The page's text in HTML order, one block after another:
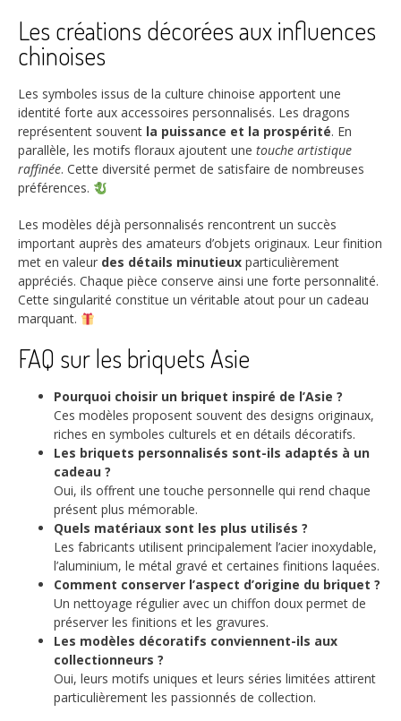
Les créations décorées aux influences
chinoises
Les symboles issus de la culture chinoise apportent une
identité forte aux accessoires personnalisés. Les dragons
représentent souvent la puissance et la prospérité. En
parallèle, les motifs floraux ajoutent une touche artistique
raffinée. Cette diversité permet de satisfaire de nombreuses
préférences.
Les modèles déjà personnalisés rencontrent un succès
important auprès des amateurs d’objets originaux. Leur finition
met en valeur des détails minutieux particulièrement
appréciés. Chaque pièce conserve ainsi une forte personnalité.
Cette singularité constitue un véritable atout pour un cadeau
marquant.
FAQ sur les briquets Asie
Pourquoi choisir un briquet inspiré de l’Asie ?
Ces modèles proposent souvent des designs originaux,
riches en symboles culturels et en détails décoratifs.
Les briquets personnalisés sont-ils adaptés à un
cadeau ?
Oui, ils offrent une touche personnelle qui rend chaque
présent plus mémorable.
Quels matériaux sont les plus utilisés ?
Les fabricants utilisent principalement l’acier inoxydable,
l’aluminium, le métal gravé et certaines finitions laquées.
Comment conserver l’aspect d’origine du briquet ?
Un nettoyage régulier avec un chiffon doux permet de
préserver les finitions et les gravures.
Les modèles décoratifs conviennent-ils aux
collectionneurs ?
Oui, leurs motifs uniques et leurs séries limitées attirent
particulièrement les passionnés de collection.